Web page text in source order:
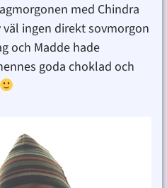
med Chindra
ingen direkt sovmorgon
och Madde hade
goda choklad och